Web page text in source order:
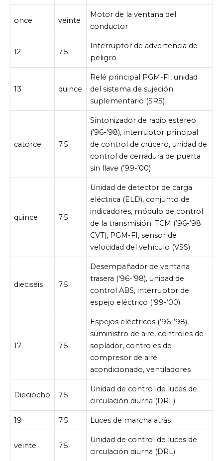
once veinte
Motor de la ventana del
conductor
12 7.5
Interruptor de advertencia de
peligro
13 quince
Relé principal PGM-FI, unidad
del sistema de sujeción
suplementario (SRS)
catorce 7.5
Sintonizador de radio estéreo
(’96-’98), interruptor principal
de control de crucero, unidad de
control de cerradura de puerta
sin llave (’99-’00)
quince 7.5
Unidad de detector de carga
eléctrica (ELD), conjunto de
indicadores, módulo de control
de la transmisión: TCM (’96-’98
CVT), PGM-FI, sensor de
velocidad del vehículo (VSS)
dieciséis 7.5
Desempañador de ventana
trasera (’96-’98), unidad de
control ABS, interruptor de
espejo eléctrico (’99-’00)
17 7.5
Espejos eléctricos (’96-’98),
suministro de aire, controles de
soplador, controles de
compresor de aire
acondicionado, ventiladores
Dieciocho 7.5
Unidad de control de luces de
circulación diurna (DRL)
19 7.5 Luces de marcha atrás
veinte 7.5
Unidad de control de luces de
circulación diurna (DRL)